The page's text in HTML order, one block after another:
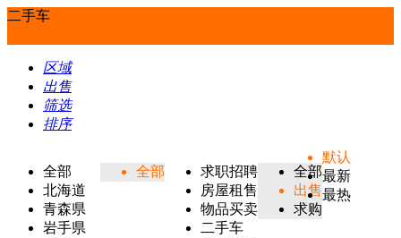
二手车
区域
出售
筛选
排序
全部
北海道
青森県
岩手県
全部
求职招聘
房屋租售
物品买卖
二手车
全部
出售
求购
默认
最新
最热